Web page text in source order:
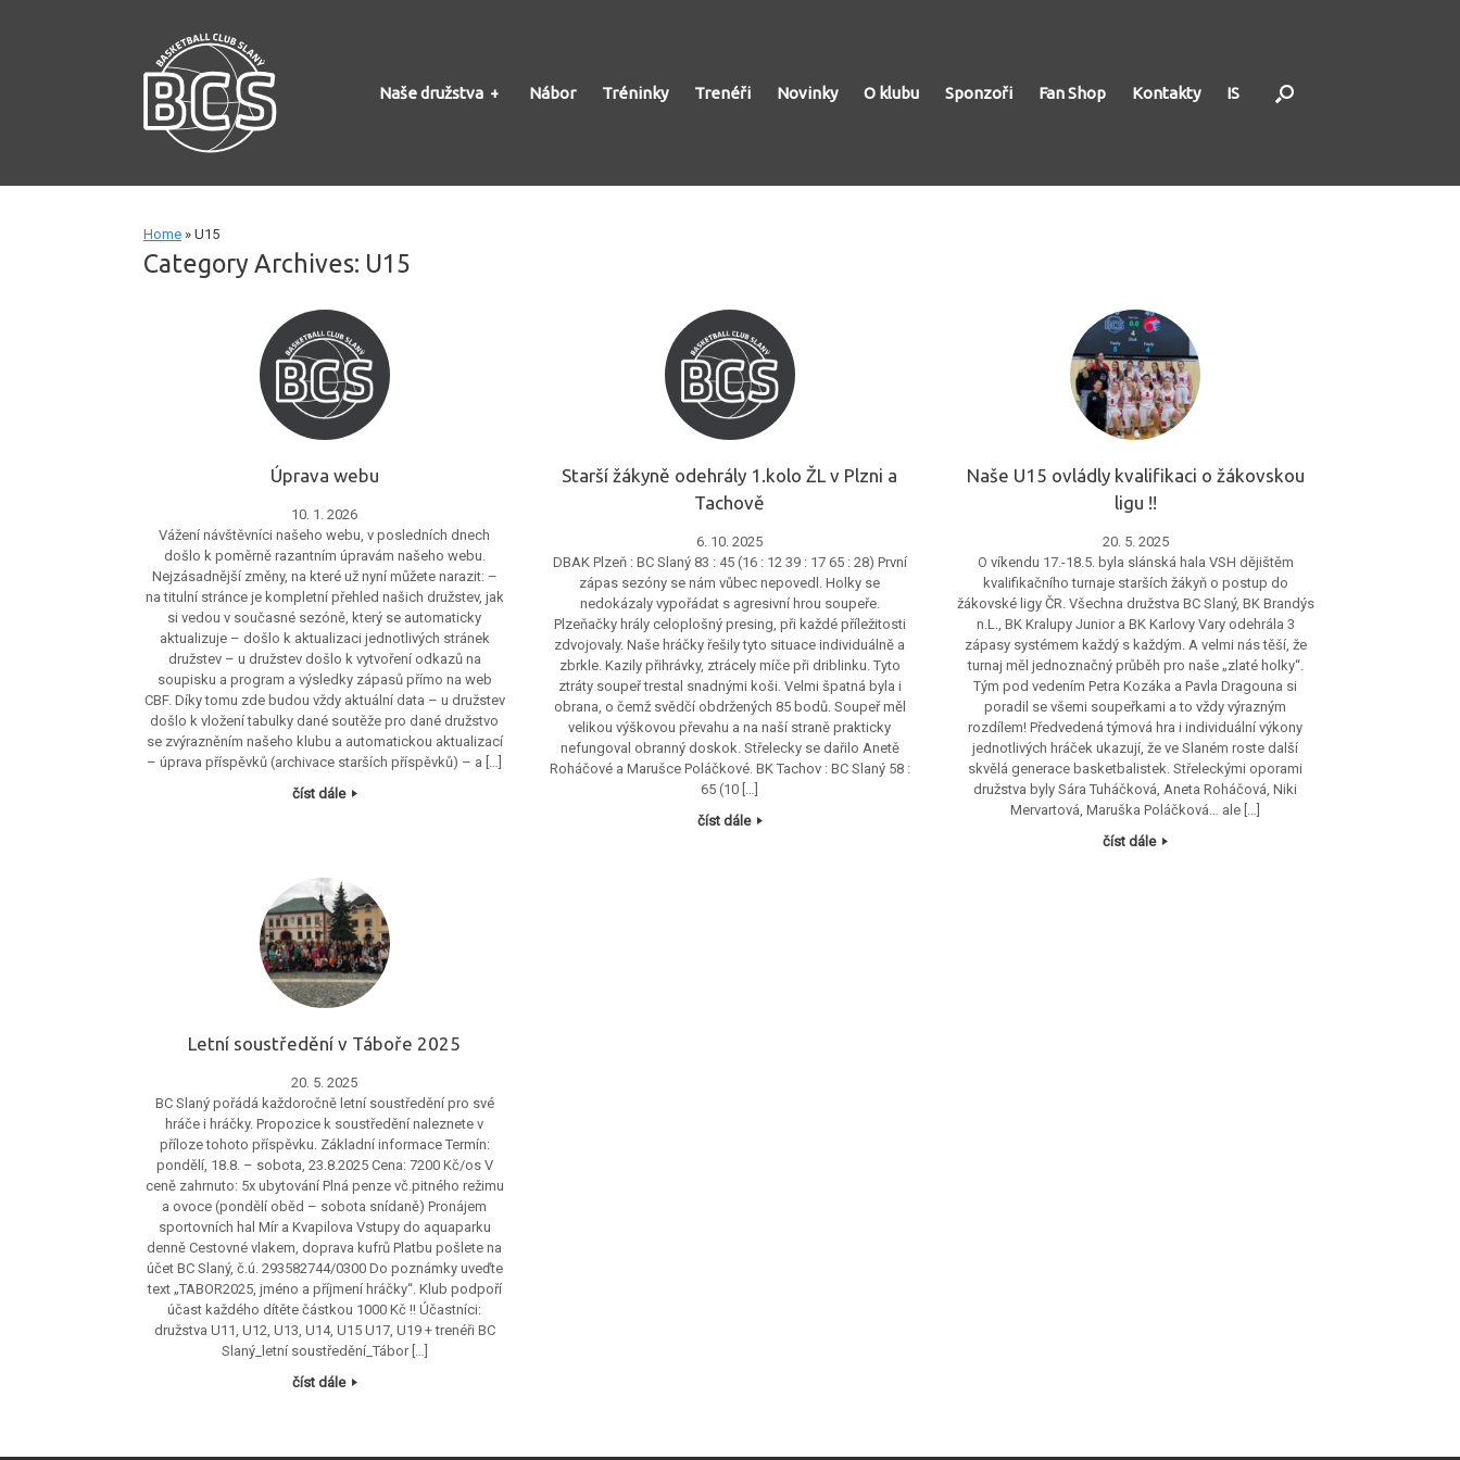
Naše družstva Nábor Tréninky Trenéři Novinky O klubu Sponzoři Fan Shop Kontakty IS
Home » U15
Category Archives: U15
Úprava webu
10. 1. 2026
Vážení návštěvníci našeho webu, v posledních dnech
došlo k poměrně razantním úpravám našeho webu.
Nejzásadnější změny, na které už nyní můžete narazit: –
na titulní stránce je kompletní přehled našich družstev, jak
si vedou v současné sezóně, který se automaticky
aktualizuje – došlo k aktualizaci jednotlivých stránek
družstev – u družstev došlo k vytvoření odkazů na
soupisku a program a výsledky zápasů přímo na web
CBF. Díky tomu zde budou vždy aktuální data – u družstev
došlo k vložení tabulky dané soutěže pro dané družstvo
se zvýrazněním našeho klubu a automatickou aktualizací
– úprava příspěvků (archivace starších příspěvků) – a […]
číst dále
Starší žákyně odehrály 1.kolo ŽL v Plzni a
Tachově
6. 10. 2025
DBAK Plzeň : BC Slaný 83 : 45 (16 : 12 39 : 17 65 : 28) První
zápas sezóny se nám vůbec nepovedl. Holky se
nedokázaly vypořádat s agresivní hrou soupeře.
Plzeňačky hrály celoplošný presing, při každé příležitosti
zdvojovaly. Naše hráčky řešily tyto situace individuálně a
zbrkle. Kazily přihrávky, ztrácely míče při driblinku. Tyto
ztráty soupeř trestal snadnými koši. Velmi špatná byla i
obrana, o čemž svědčí obdržených 85 bodů. Soupeř měl
velikou výškovou převahu a na naší straně prakticky
nefungoval obranný doskok. Střelecky se dařilo Anetě
Roháčové a Marušce Poláčkové. BK Tachov : BC Slaný 58 :
65 (10 […]
číst dále
Naše U15 ovládly kvalifikaci o žákovskou
ligu !!
20. 5. 2025
O víkendu 17.-18.5. byla slánská hala VSH dějištěm
kvalifikačního turnaje starších žákyň o postup do
žákovské ligy ČR. Všechna družstva BC Slaný, BK Brandýs
n.L., BK Kralupy Junior a BK Karlovy Vary odehrála 3
zápasy systémem každý s každým. A velmi nás těší, že
turnaj měl jednoznačný průběh pro naše „zlaté holky“.
Tým pod vedením Petra Kozáka a Pavla Dragouna si
poradil se všemi soupeřkami a to vždy výrazným
rozdílem! Předvedená týmová hra i individuální výkony
jednotlivých hráček ukazují, že ve Slaném roste další
skvělá generace basketbalistek. Střeleckými oporami
družstva byly Sára Tuháčková, Aneta Roháčová, Niki
Mervartová, Maruška Poláčková… ale […]
číst dále
Letní soustředění v Táboře 2025
20. 5. 2025
BC Slaný pořádá každoročně letní soustředění pro své
hráče i hráčky. Propozice k soustředění naleznete v
příloze tohoto příspěvku. Základní informace Termín:
pondělí, 18.8. – sobota, 23.8.2025 Cena: 7200 Kč/os V
ceně zahrnuto: 5x ubytování Plná penze vč.pitného režimu
a ovoce (pondělí oběd – sobota snídaně) Pronájem
sportovních hal Mír a Kvapilova Vstupy do aquaparku
denně Cestovné vlakem, doprava kufrů Platbu pošlete na
účet BC Slaný, č.ú. 293582744/0300 Do poznámky uveďte
text „TABOR2025, jméno a příjmení hráčky“. Klub podpoří
účast každého dítěte částkou 1000 Kč !! Účastníci:
družstva U11, U12, U13, U14, U15 U17, U19 + trenéři BC
Slaný_letní soustředění_Tábor […]
číst dále